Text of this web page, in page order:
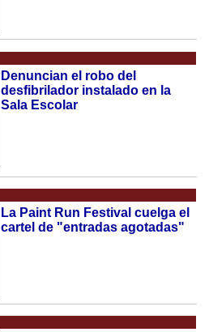
Denuncian el robo del
desfibrilador instalado en la
Sala Escolar
La Paint Run Festival cuelga el
cartel de "entradas agotadas"